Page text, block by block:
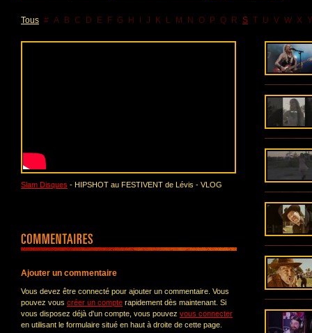
Tous # A B C D E F G H J K L M N O P Q R S T U V W X Y
Slam Disques - HIPSHOT au FESTIVENT de Lévis - VLOG
Ajouter un commentaire
Vous devez être connecté pour ajouter un commentaire. Vous
pouvez vous créer un compte rapidement dès maintenant. Si
vous disposez déjà d'un compte, vous pouvez vous connecter
en utilisant le formulaire situé en haut à droite de cette page.